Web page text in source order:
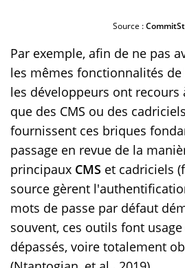
Source :
Par exemple, afin de ne pas
les mêmes fonctionnalités de
les développeurs ont recours
que des CMS ou des
fournissent ces briques
passage en revue de la
principaux CMS et cadriciels
source gèrent
mots de passe par défaut
souvent, ces outils font
dépassés, voire totalement